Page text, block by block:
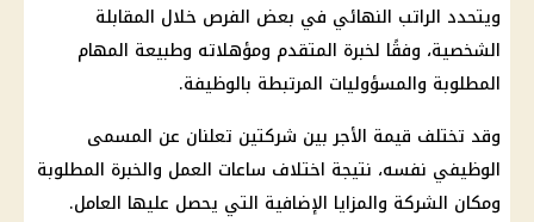
ويتحدد الراتب النهائي في بعض الفرص خلال المقابلة
الشخصية، وفقًا لخبرة المتقدم ومؤهلاته وطبيعة المهام
المطلوبة والمسؤوليات المرتبطة بالوظيفة.
وقد تختلف قيمة الأجر بين شركتين تعلنان عن المسمى
الوظيفي نفسه، نتيجة اختلاف ساعات العمل والخبرة المطلوبة
ومكان الشركة والمزايا الإضافية التي يحصل عليها العامل.